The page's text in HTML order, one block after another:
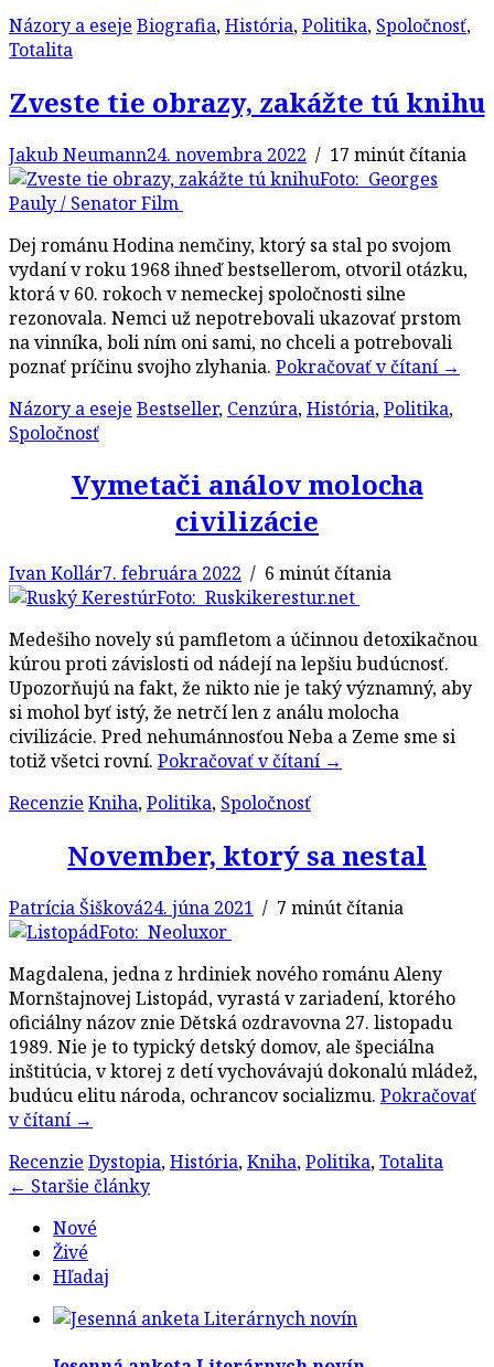
Názory a eseje Biografia,História,Politika, Spoločnosť,
Totalita
Zveste tie obrazy, zakážte tú knihu
Jakub Neumann24. novembra 2022 / 17 minút čítania
Foto: Georges
Pauly / Senator Film
Dej románu Hodina nemčiny, ktorý sa stal po svojom
vydaní v roku 1968 ihneď bestsellerom, otvoril otázku,
ktorá v 60. rokoch v nemeckej spoločnosti silne
rezonovala. Nemci už nepotrebovali ukazovať prstom
na vinníka, boli ním oni sami, no chceli a potrebovali
poznať príčinu svojho zlyhania. Pokračovať v čítaní →
Názory a eseje Bestseller, Cenzúra,História,Politika,
Spoločnosť
Vymetači análov molocha
civilizácie
Ivan Kollár7. februára 2022 / 6 minút čítania
Foto: Ruskikerestur.net
Medešiho novely sú pamfletom a účinnou detoxikačnou
kúrou proti závislosti od nádejí na lepšiu budúcnosť.
Upozorňujú na fakt, že nikto nie je taký významný, aby
si mohol byť istý, že netrčí len z análu molocha
civilizácie. Pred nehumánnosťou Neba a Zeme sme si
totiž všetci rovní. Pokračovať v čítaní →
Recenzie Kniha,Politika, Spoločnosť
November, ktorý sa nestal
Patrícia Šišková24. júna 2021 / 7 minút čítania
Foto: Neoluxor
Magdalena, jedna z hrdiniek nového románu Aleny
Mornštajnovej Listopád, vyrastá v zariadení, ktorého
oficiálny názov znie Dětská ozdravovna 27. listopadu
1989. Nie je to typický detský domov, ale špeciálna
inštitúcia, v ktorej z detí vychovávajú dokonalú mládež,
budúcu elitu národa, ochrancov socializmu. Pokračovať
v čítaní →
Recenzie Dystopia,História,Kniha,Politika,Totalita
Post
navigation
← Staršie články
Nové
Živé
Hľadaj